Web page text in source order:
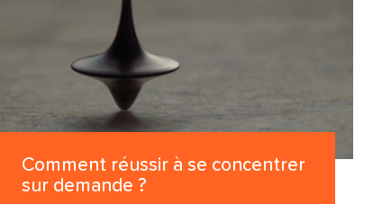
Comment réussir à se concentrer
sur demande ?